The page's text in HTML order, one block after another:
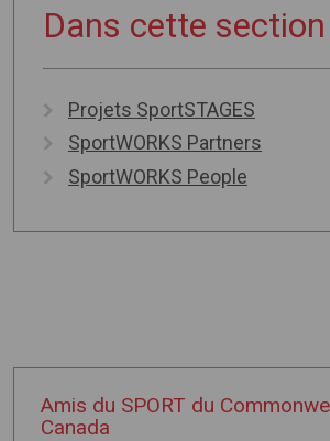
Dans cette section
Projets SportSTAGES
SportWORKS Partners
SportWORKS People
Amis du SPORT du
Canada